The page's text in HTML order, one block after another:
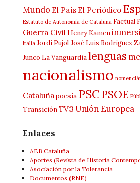
Mundo El País El Periódico
Estatuto de Autonomía de Cataluña Factual
Guerra Civil Henry Kamen
Italia Jordi PujolJosé Luis Rodríguez
Junco La Vanguardialenguas
nacionalismo
Cataluñapoesía PSCPSOE
TransiciónTV3 Unión Europea
Enlaces
AEB Cataluña
Aportes (Revista de Historia
Asociación por la Tolerancia
Documentos (RNE)